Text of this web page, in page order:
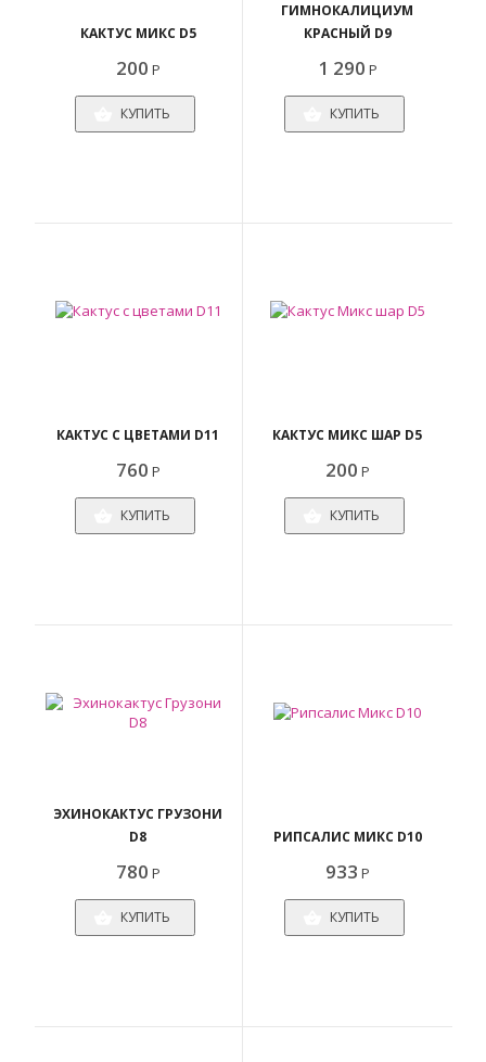
КАКТУС МИКС D5
200 Р
КУПИТЬ
ГИМНОКАЛИЦИУМ
КРАСНЫЙ D9
1 290 Р
КУПИТЬ
КАКТУС С ЦВЕТАМИ D11
760 Р
КУПИТЬ
КАКТУС МИКС ШАР D5
200 Р
КУПИТЬ
ЭХИНОКАКТУС ГРУЗОНИ
D8
780 Р
КУПИТЬ
РИПСАЛИС МИКС D10
933 Р
КУПИТЬ